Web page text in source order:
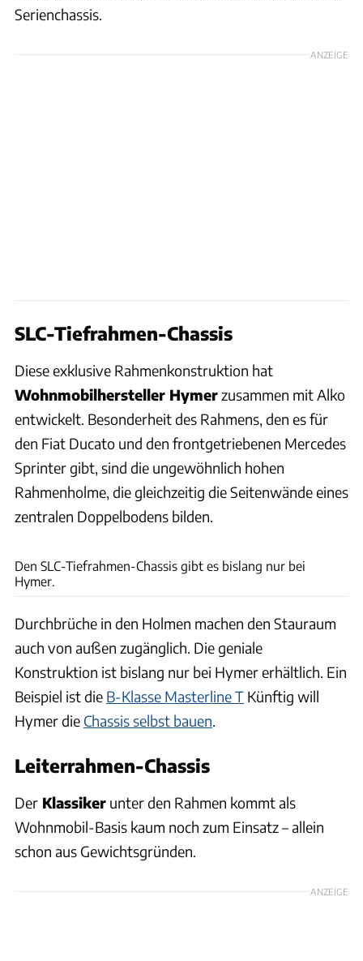
Serienchassis.
ANZEIGE
SLC-Tiefrahmen-Chassis
Diese exklusive Rahmenkonstruktion hat
Wohnmobilhersteller Hymerzusammen mit Alko
entwickelt. Besonderheit des Rahmens, den es für
den Fiat Ducato und den frontgetriebenen Mercedes
Sprinter gibt, sind die ungewöhnlich hohen
Rahmenholme, die gleichzeitig die Seitenwände eines
zentralen Doppelbodens bilden.
Den SLC-Tiefrahmen-Chassis gibt es bislang nur bei
Hymer.
Durchbrüche in den Holmen machen den Stauraum
auch von außen zugänglich. Die geniale
Konstruktion ist bislang nur bei Hymer erhältlich. Ein
Beispiel ist die B-Klasse Masterline T Künftig will
Hymer die Chassis selbst bauen.
Leiterrahmen-Chassis
Der Klassiker unter den Rahmen kommt als
Wohnmobil-Basis kaum noch zum Einsatz – allein
schon aus Gewichtsgründen.
ANZEIGE